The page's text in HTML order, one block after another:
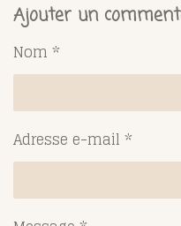
t
a
e
r
t
a
r
t
a
r
t
a
r
Ajouter un
Nom *
Adresse e-mail *